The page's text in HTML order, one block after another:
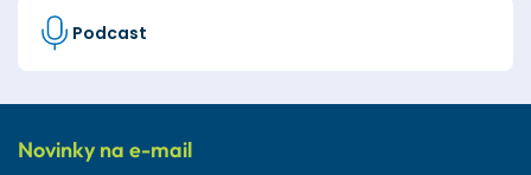
Podcast
Novinky na e-mail